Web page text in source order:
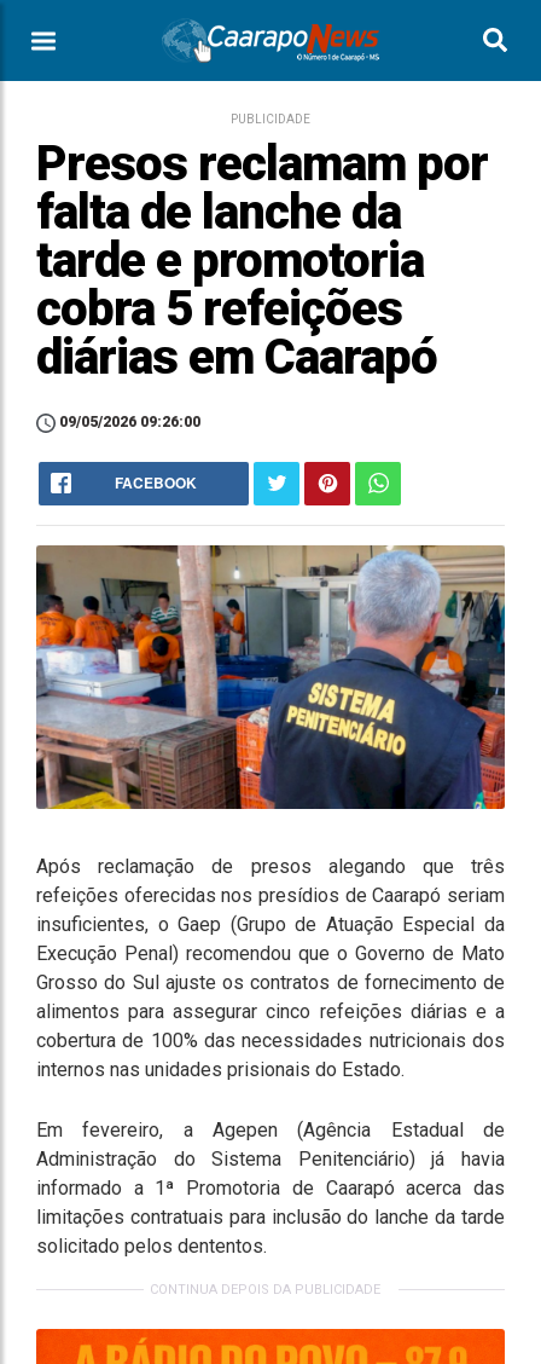
PUBLICIDADE
Presos reclamam por
falta de lanche da
tarde e promotoria
cobra 5 refeições
diárias em Caarapó
09/05/2026 09:26:00
FACEBOOK
Após reclamação de presos alegando que três
refeições oferecidas nos presídios de Caarapó seriam
insuficientes, o Gaep (Grupo de Atuação Especial da
Execução Penal) recomendou que o Governo de Mato
Grosso do Sul ajuste os contratos de fornecimento de
alimentos para assegurar cinco refeições diárias e a
cobertura de 100% das necessidades nutricionais dos
internos nas unidades prisionais do Estado.
Em fevereiro, a Agepen (Agência Estadual de
Administração do Sistema Penitenciário) já havia
informado a 1ª Promotoria de Caarapó acerca das
limitações contratuais para inclusão do lanche da tarde
solicitado pelos dententos.
CONTINUA DEPOIS DA PUBLICIDADE